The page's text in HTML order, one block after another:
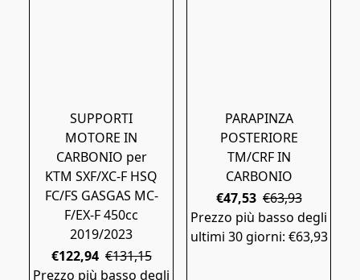
SUPPORTI
MOTORE IN
CARBONIO per
KTM SXF/XC-F HSQ
FC/FS GASGAS MC-
F/EX-F 450cc
2019/2023
€122,94 €131,15
Prezzo più basso degli
PARAPINZA
POSTERIORE
TM/CRF IN
CARBONIO
€47,53 €63,93
Prezzo più basso degli
ultimi 30 giorni: €63,93